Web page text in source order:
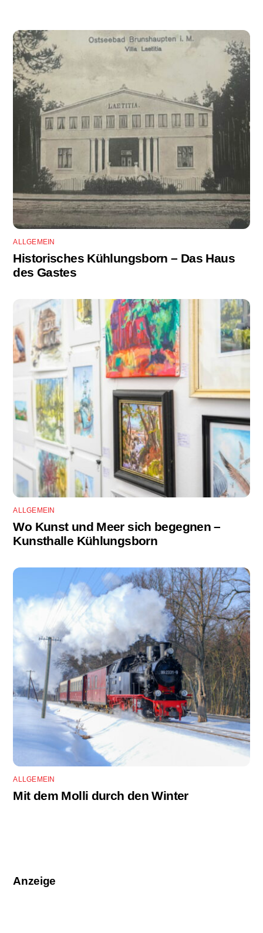
ALLGEMEIN
Historisches Kühlungsborn – Das Haus
des Gastes
ALLGEMEIN
Wo Kunst und Meer sich begegnen –
Kunsthalle Kühlungsborn
ALLGEMEIN
Mit dem Molli durch den Winter
Anzeige